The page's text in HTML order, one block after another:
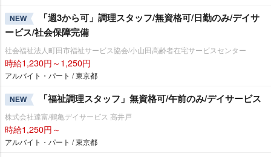
NEW
「週3から可」調理スタッフ/無資格可/日勤のみ/デイサ
ービス/社会保障完備
社会福祉法人町田市福祉サービス協会/小山田高齢者在宅サービスセンター
時給1,230円～1,250円
アルバイト・パート / 東京都
NEW 「福祉調理スタッフ」無資格可/午前のみ/デイサービス
株式会社達富/鶴亀デイサービス 高井戸
時給1,250円～
アルバイト・パート / 東京都